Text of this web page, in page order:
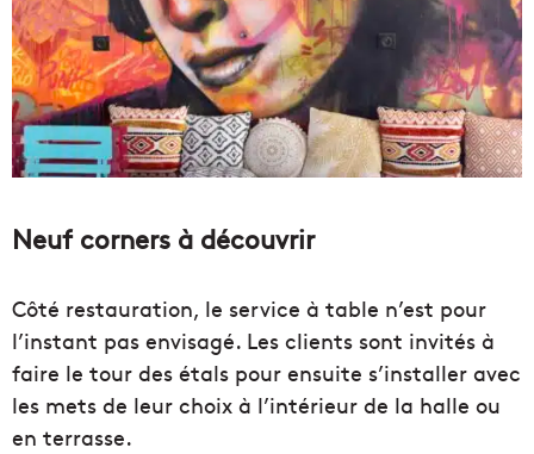
Neuf corners à découvrir
Côté restauration, le service à table n’est pour
l’instant pas envisagé. Les clients sont invités à
faire le tour des étals pour ensuite s’installer avec
les mets de leur choix à l’intérieur de la halle ou
en terrasse.